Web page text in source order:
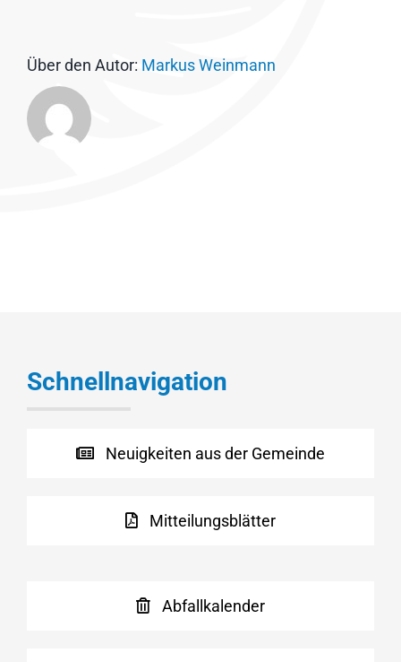
Über den Autor: Markus Weinmann
Schnellnavigation
Neuigkeiten aus der Gemeinde
Mitteilungsblätter
Abfallkalender